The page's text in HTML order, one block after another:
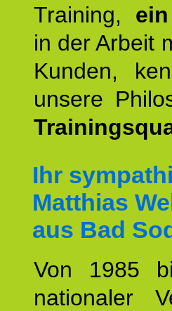
Training,
in der Arbeit
Kunden,
unsere
Ihr
Matthias
aus Bad
Von 1985
nationaler